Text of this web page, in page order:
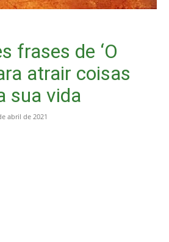
frases de ‘O
atrair coisas
sua vida
abril de 2021